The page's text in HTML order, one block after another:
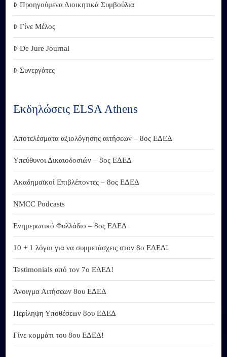
Προηγούμενα Διοικητικά Συμβούλια
Γίνε Μέλος
De Jure Journal
Συνεργάτες
Εκδηλώσεις ELSA Athens
Αποτελέσματα αξιολόγησης αιτήσεων – 8ος ΕΔΕΔ
Υπεύθυνοι Δικαιοδοσιών – 8ος ΕΔΕΔ
Ακαδημαϊκοί Επιβλέποντες – 8ος ΕΔΕΔ
NMCC Podcasts
Ενημερωτικό Φυλλάδιο – 8ος ΕΔΕΔ
10 + 1 λόγοι για να συμμετάσχεις στον 8ο ΕΔΕΔ!
Testimonials από τον 7ο ΕΔΕΔ!
Άνοιγμα Αιτήσεων 8ου ΕΔΕΔ
Περίληψη Υποθέσεων 8ου ΕΔΕΔ
Γίνε κομμάτι του 8ου ΕΔΕΔ!